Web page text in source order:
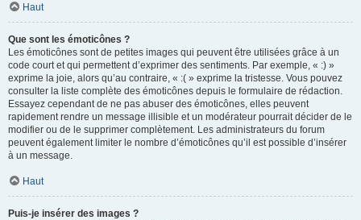
Haut
Que sont les émoticônes ?
Les émoticônes sont de petites images qui peuvent être utilisées grâce à un
code court et qui permettent d’exprimer des sentiments. Par exemple, « :) »
exprime la joie, alors qu’au contraire, « :( » exprime la tristesse. Vous pouvez
consulter la liste complète des émoticônes depuis le formulaire de rédaction.
Essayez cependant de ne pas abuser des émoticônes, elles peuvent
rapidement rendre un message illisible et un modérateur pourrait décider de le
modifier ou de le supprimer complètement. Les administrateurs du forum
peuvent également limiter le nombre d’émoticônes qu’il est possible d’insérer
à un message.
Haut
Puis-je insérer des images ?